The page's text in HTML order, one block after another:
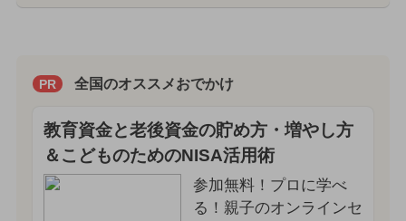
PR 全国のオススメおでかけ
教育資金と老後資金の貯め方・増やし方
＆こどものためのNISA活用術
参加無料！プロに学べ
る！親子のオンラインセ